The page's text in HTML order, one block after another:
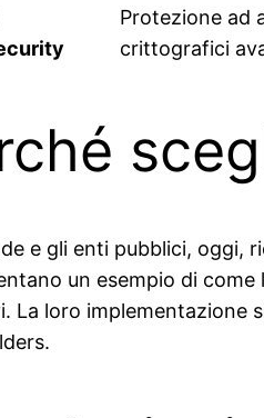
Protezione ad
crittografici
e gli enti pubblici, oggi,
un esempio di
La loro implementazione